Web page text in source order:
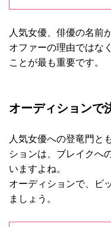
人気女優、俳優の名前
オファーの理由ではな
ことが最も重要です。
オーディションで
人気女優への登竜門と
ションは、ブレイクへ
いますよね。
オーディションで、ビ
ましょう。